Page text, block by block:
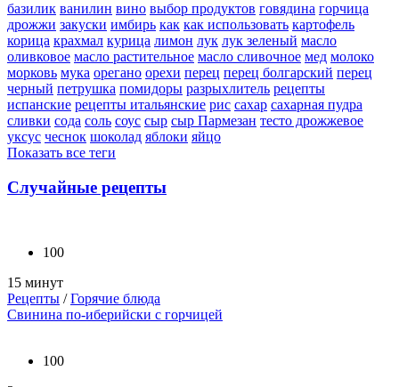
базилик ванилин вино выбор продуктов говядина горчица
дрожжи закуски имбирь как как использовать картофель
корица крахмал курица лимон лук лук зеленый масло
оливковое масло растительное масло сливочное мед молоко
морковь мука орегано орехи перец перец болгарский перец
черный петрушка помидоры разрыхлитель рецепты
испанские рецепты итальянские рис сахар сахарная пудра
сливки сода соль соус сыр сыр Пармезан тесто дрожжевое
уксус чеснок шоколад яблоки яйцо
Показать все теги
Случайные рецепты
100
15 минут
Рецепты /Горячие блюда
Свинина по-иберийски с горчицей
100